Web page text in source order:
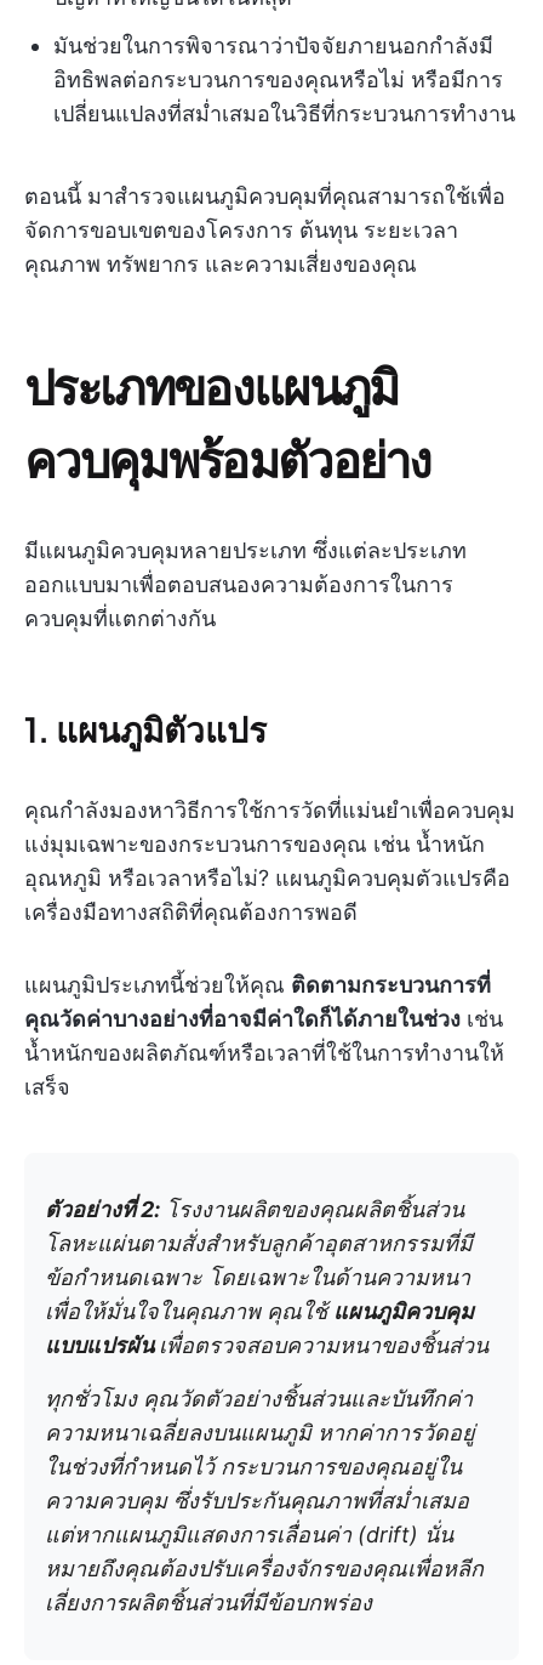
มันช่วยในการพิจารณาว่าปัจจัยภายนอกกำลังมี
อิทธิพลต่อกระบวนการของคุณหรือไม่ หรือมีการ
เปลี่ยนแปลงที่สม่ำเสมอในวิธีที่กระบวนการทำงาน
ตอนนี้ มาสำรวจแผนภูมิควบคุมที่คุณสามารถใช้เพื่อ
จัดการขอบเขตของโครงการ ต้นทุน ระยะเวลา
คุณภาพ ทรัพยากร และความเสี่ยงของคุณ
ประเภทของแผนภูมิ
ควบคุมพร้อมตัวอย่าง
มีแผนภูมิควบคุมหลายประเภท ซึ่งแต่ละประเภท
ออกแบบมาเพื่อตอบสนองความต้องการในการ
ควบคุมที่แตกต่างกัน
1. แผนภูมิตัวแปร
คุณกำลังมองหาวิธีการใช้การวัดที่แม่นยำเพื่อควบคุม
แง่มุมเฉพาะของกระบวนการของคุณ เช่น น้ำหนัก
อุณหภูมิ หรือเวลาหรือไม่? แผนภูมิควบคุมตัวแปรคือ
เครื่องมือทางสถิติที่คุณต้องการพอดี
แผนภูมิประเภทนี้ช่วยให้คุณ ติดตามกระบวนการที่
คุณวัดค่าบางอย่างที่อาจมีค่าใดก็ได้ภายในช่วง เช่น
น้ำหนักของผลิตภัณฑ์หรือเวลาที่ใช้ในการทำงานให้
เสร็จ
ตัวอย่างที่ 2: โรงงานผลิตของคุณผลิตชิ้นส่วน
โลหะแผ่นตามสั่งสำหรับลูกค้าอุตสาหกรรมที่มี
ข้อกำหนดเฉพาะ โดยเฉพาะในด้านความหนา
เพื่อให้มั่นใจในคุณภาพ คุณใช้แผนภูมิควบคุม
แบบแปรผันเพื่อตรวจสอบความหนาของชิ้นส่วน
ทุกชั่วโมง คุณวัดตัวอย่างชิ้นส่วนและบันทึกค่า
ความหนาเฉลี่ยลงบนแผนภูมิ หากค่าการวัดอยู่
ในช่วงที่กำหนดไว้ กระบวนการของคุณอยู่ใน
ความควบคุม ซึ่งรับประกันคุณภาพที่สม่ำเสมอ
แต่หากแผนภูมิแสดงการเลื่อนค่า (drift) นั่น
หมายถึงคุณต้องปรับเครื่องจักรของคุณเพื่อหลีก
เลี่ยงการผลิตชิ้นส่วนที่มีข้อบกพร่อง